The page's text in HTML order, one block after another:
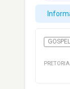
GOSPEL
PRETORIA